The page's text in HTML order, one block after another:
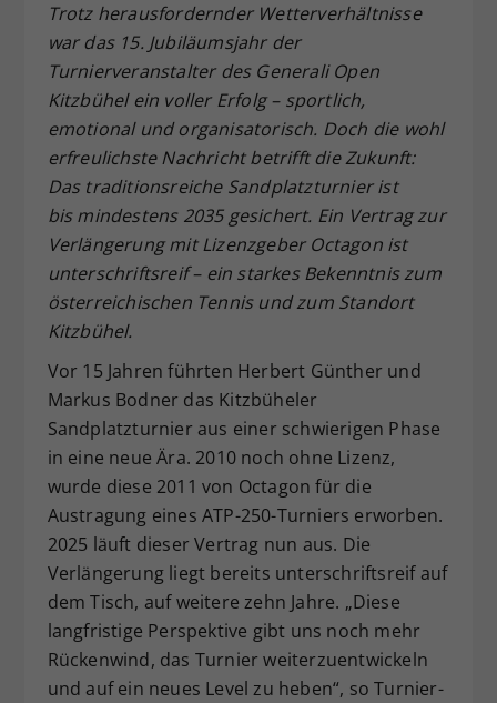
Trotz herausfordernder Wetterverhältnisse
war das 15. Jubiläumsjahr der
Turnierveranstalterdes Generali Open
Kitzbühel ein voller Erfolg– sportlich,
emotional und organisatorisch. Doch die wohl
erfreulichste Nachricht betrifft die Zukunft:
Das traditionsreiche Sandplatzturnier ist
bismindestens 2035gesichert. Ein Vertrag zur
Verlängerung mit Lizenzgeber Octagon ist
unterschriftsreif– ein starkes Bekenntnis zum
österreichischen Tennis und zum Standort
Kitzbühel.
Vor 15 Jahren führten Herbert Günther und
Markus Bodner das Kitzbüheler
Sandplatzturnier aus einer schwierigen Phase
in eine neue Ära. 2010 noch ohne Lizenz,
wurde diese 2011 von Octagon für die
Austragung eines ATP-250-Turniers erworben.
2025 läuft dieser Vertrag nun aus. Die
Verlängerung liegt bereits unterschriftsreif auf
dem Tisch, auf weitere zehn Jahre. „Diese
langfristige Perspektive gibt uns noch mehr
Rückenwind, das Turnier weiterzuentwickeln
und auf ein neues Level zu heben“, so Turnier-
Zweck
Dieser Wert speichert Ihre Consent-
Einstellungen. Unter anderem eine
zufällig generierte ID, für die
historische Speicherung Ihrer
vorgenommen Einstellungen, falls der
Webseiten-Betreiber dies eingestellt